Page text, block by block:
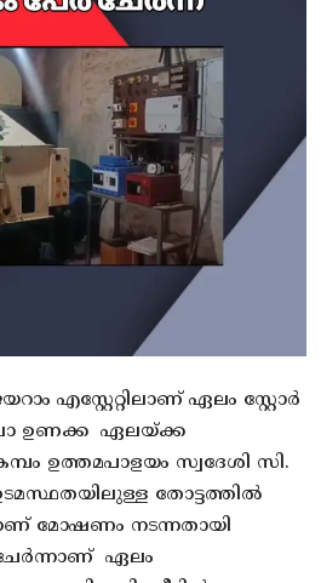
എസ്റ്റേറ്റിലാണ് ഏലം സ്റ്റോർ
ഉണക്ക ഏലയ്ക്ക
ഉത്തമപാളയം സ്വദേശി സി.
തോട്ടത്തിൽ
മോഷണം നടന്നതായി
ഏലം